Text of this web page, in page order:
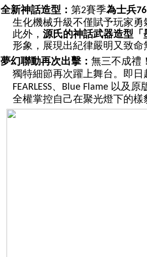
全新神話造型：第2賽季為士兵76
生化機械升級不僅賦予玩家
此外， 源氏的神話武器造型「
形象，展現出紀律嚴明又致命
夢幻聯動再次出擊：無三不成禮
獨特細節再次躍上舞台。即日
FEARLESS、 Blue Flame 以及原
全權掌控自己在聚光燈下的樣